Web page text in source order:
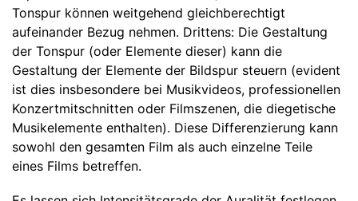
Tonspur können weitgehend gleichberechtigt
aufeinander Bezug nehmen. Drittens: Die Gestaltung
der Tonspur (oder Elemente dieser) kann die
Gestaltung der Elemente der Bildspur steuern (evident
ist dies insbesondere bei Musikvideos, professionellen
Konzertmitschnitten oder Filmszenen, die diegetische
Musikelemente enthalten). Diese Differenzierung kann
sowohl den gesamten Film als auch einzelne Teile
eines Films betreffen.